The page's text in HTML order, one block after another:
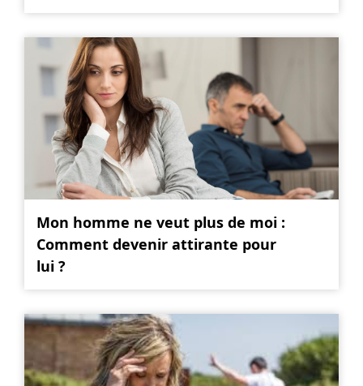
Mon homme ne veut plus de moi :
Comment devenir attirante pour
lui ?